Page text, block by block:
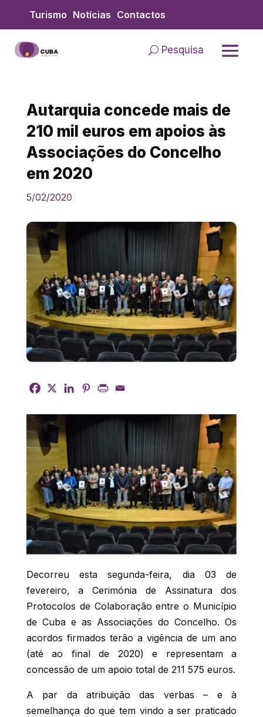
content
Turismo Notícias Contactos
Pesquisa
Autarquia concede mais de
210 mil euros em apoios às
Associações do Concelho
em 2020
5/02/2020
Decorreu esta segunda-feira, dia 03 de
fevereiro, a Cerimónia de Assinatura dos
Protocolos de Colaboração entre o Município
de Cuba e as Associações do Concelho. Os
acordos firmados terão a vigência de um ano
(até ao final de 2020) e representam a
concessão de um apoio total de 211 575 euros.
A par da atribuição das verbas – e à
semelhança do que tem vindo a ser praticado